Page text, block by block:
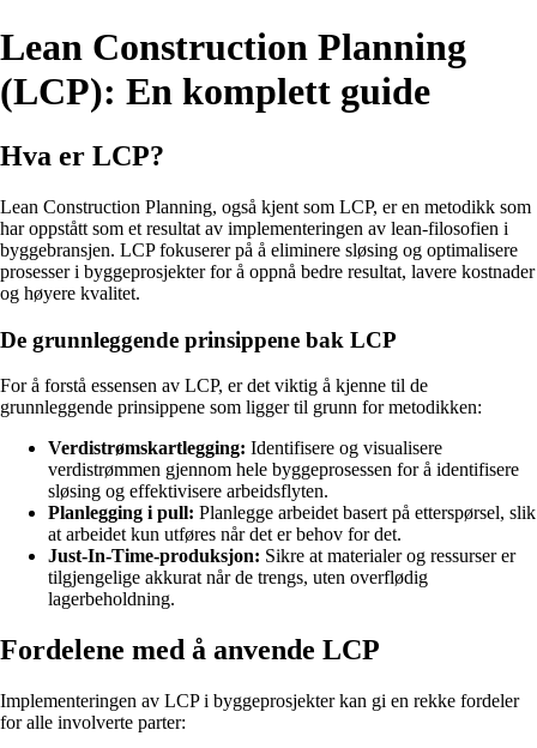
Lean Construction Planning
(LCP): En komplett guide
Hva er LCP?
Lean Construction Planning, også kjent som LCP, er en metodikk som
har oppstått som et resultat av implementeringen av lean-filosofien i
byggebransjen. LCP fokuserer på å eliminere sløsing og optimalisere
prosesser i byggeprosjekter for å oppnå bedre resultat, lavere kostnader
og høyere kvalitet.
De grunnleggende prinsippene bak LCP
For å forstå essensen av LCP, er det viktig å kjenne til de
grunnleggende prinsippene som ligger til grunn for metodikken:
Verdistrømskartlegging: Identifisere og visualisere
verdistrømmen gjennom hele byggeprosessen for å identifisere
sløsing og effektivisere arbeidsflyten.
Planlegging i pull: Planlegge arbeidet basert på etterspørsel, slik
at arbeidet kun utføres når det er behov for det.
Just-In-Time-produksjon: Sikre at materialer og ressurser er
tilgjengelige akkurat når de trengs, uten overflødig
lagerbeholdning.
Fordelene med å anvende LCP
Implementeringen av LCP i byggeprosjekter kan gi en rekke fordeler
for alle involverte parter: